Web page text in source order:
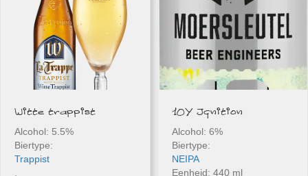
Witte trappist
Alcohol: 5.5%
Biertype:
Trappist
,
10Y Ignition
Alcohol: 6%
Biertype:
NEIPA
Eenheid: 440 ml